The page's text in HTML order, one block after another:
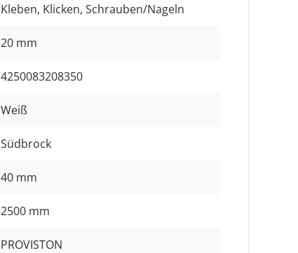
Kleben, Klicken, Schrauben/Nageln
20 mm
4250083208350
Weiß
Südbrock
40 mm
2500 mm
PROVISTON